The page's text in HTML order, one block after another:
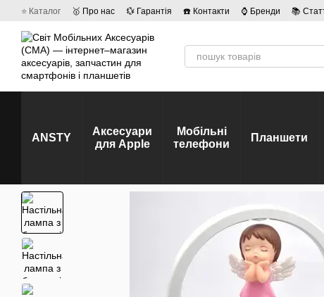
Перейти до основного контенту
⭐ Каталог 🥇 Про нас 💱 Гарантія ☎️ Контакти ⌚ Бренди 📚
ANSTY
Аксесуари
для Apple
Мобільні
телефони
Планшети